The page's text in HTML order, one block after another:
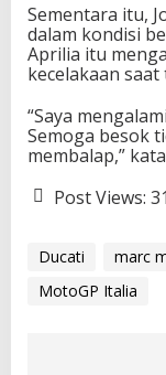
Sementara itu,
dalam kondisi
Aprilia itu
kecelakaan saat
“Saya
Semoga besok
membalap,”
Post Views:
Ducati marc
MotoGP Italia